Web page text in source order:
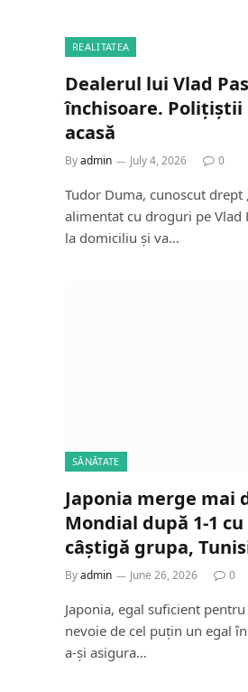
REALITATEA
Dealerul lui Vlad
închisoare. Polițiștii
acasă
Byadmin July 4, 2026 0
Tudor Duma, cunoscut drept
alimentat cu droguri pe Vlad
la domiciliu și va…
SĂNĂTATE
Japonia merge mai
Mondial după 1-1
câștigă grupa,
Byadmin June 26, 2026 0
Japonia, egal suficient
nevoie de cel puțin un egal
a-și asigura…